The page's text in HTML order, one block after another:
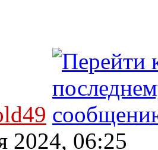
2024, 06:25